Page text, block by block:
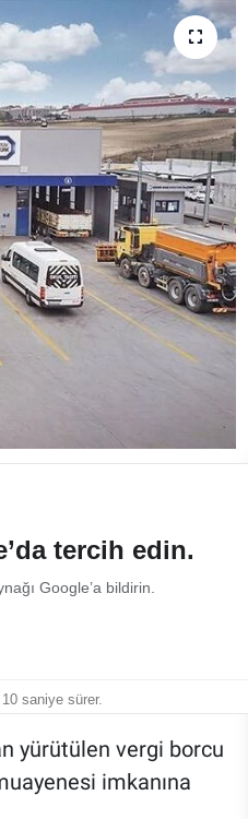
tercih edin.
Google’a bildirin.
saniye sürer.
yürütülen vergi borcu
imkanına